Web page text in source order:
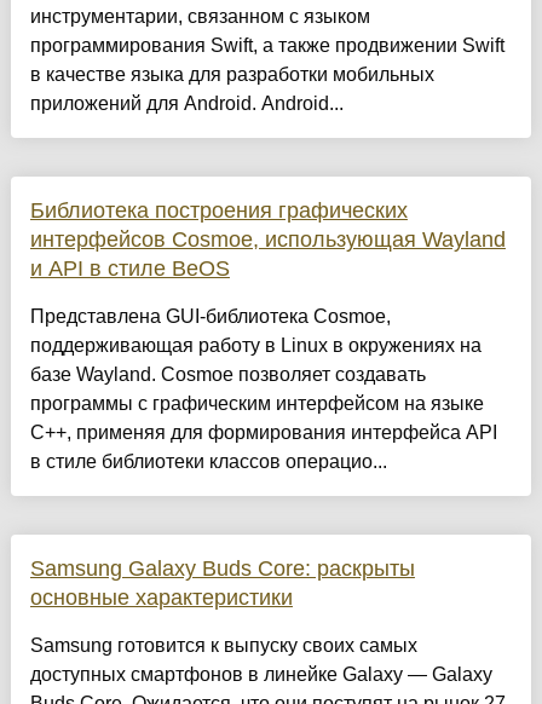
инструментарии, связанном с языком
программирования Swift, а также продвижении Swift
в качестве языка для разработки мобильных
приложений для Android. Android...
Библиотека построения графических
интерфейсов Cosmoe, использующая Wayland
и API в стиле BeOS
Представлена GUI-библиотека Cosmoe,
поддерживающая работу в Linux в окружениях на
базе Wayland. Cosmoe позволяет создавать
программы с графическим интерфейсом на языке
C++, применяя для формирования интерфейса API
в стиле библиотеки классов операцио...
Samsung Galaxy Buds Core: раскрыты
основные характеристики
Samsung готовится к выпуску своих самых
доступных смартфонов в линейке Galaxy — Galaxy